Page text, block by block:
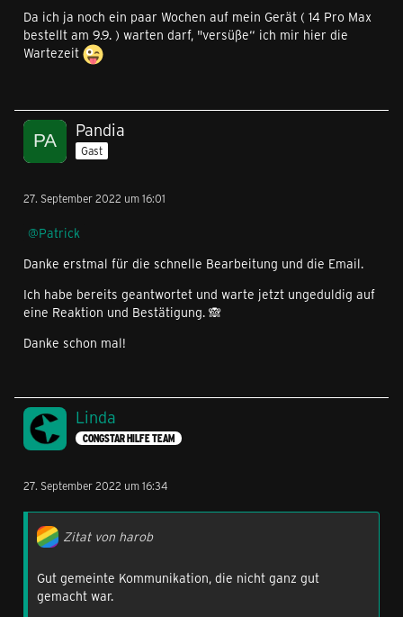
Da ich ja noch ein paar Wochen auf mein Gerät ( 14 Pro Max
bestellt am 9.9. ) warten darf, "versüße“ ich mir hier die
Wartezeit
Pandia
Gast
27. September 2022 um 16:01
Patrick
Danke erstmal für die schnelle Bearbeitung und die Email.
Ich habe bereits geantwortet und warte jetzt ungeduldig auf
eine Reaktion und Bestätigung. 🙈
Danke schon mal!
Linda
CONGSTAR HILFE TEAM
27. September 2022 um 16:34
Zitat von harob
Gut gemeinte Kommunikation, die nicht ganz gut
gemacht war.